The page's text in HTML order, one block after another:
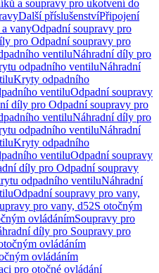
a soupravy pro ukotvení do
Další příslušenstvíPřipojení
vanyOdpadní soupravy pro
pro Odpadní soupravy pro
ventiluNáhradní díly pro
odpadního ventiluNáhradní
Kryty odpadního
ventiluOdpadní soupravy
díly pro Odpadní soupravy pro
ventiluNáhradní díly pro
odpadního ventiluNáhradní
Kryty odpadního
ventiluOdpadní soupravy
díly pro Odpadní soupravy
odpadního ventiluNáhradní
Odpadní soupravy pro vany,
pro vany, d52S otočným
ovládánímSoupravy pro
díly pro Soupravy pro
ovládáním
ovládáním
pro otočné ovládání